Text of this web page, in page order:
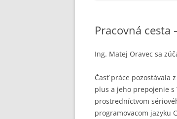
Pracovná cesta
Ing. Matej Oravec sa
Časť práce pozostávala
plus a jeho prepojenie s
prostredníctvom
programovacom jazyku